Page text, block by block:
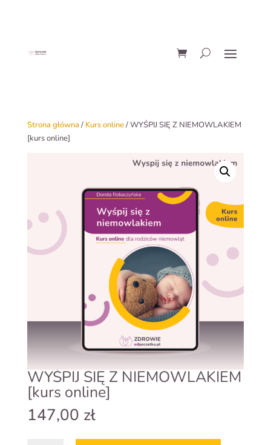
Strona główna / Kurs online/ WYŚPIJ SIĘ Z NIEMOWLAKIEM
[kurs online]
WYŚPIJ SIĘ Z NIEMOWLAKIEM
[kurs online]
147,00 zł